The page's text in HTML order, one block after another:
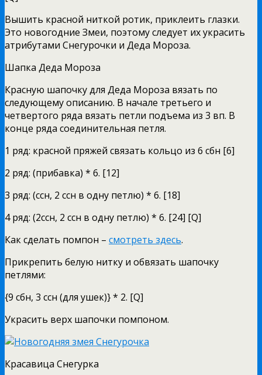
Вышить красной ниткой ротик, приклеить глазки.
Это новогодние Змеи, поэтому следует их украсить
атрибутами Снегурочки и Деда Мороза.
Шапка Деда Мороза
Красную шапочку для Деда Мороза вязать по
следующему описанию. В начале третьего и
четвертого ряда вязать петли подъема из 3 вп. В
конце ряда соединительная петля.
1 ряд: красной пряжей связать кольцо из 6 сбн [6]
2 ряд: (прибавка) * 6. [12]
3 ряд: (ссн, 2 ссн в одну петлю) * 6. [18]
4 ряд: (2ссн, 2 ссн в одну петлю) * 6. [24] [Q]
Как сделать помпон – смотреть здесь.
Прикрепить белую нитку и обвязать шапочку
петлями:
{9 сбн, 3 ссн (для ушек)} * 2. [Q]
Украсить верх шапочки помпоном.
Красавица Снегурка